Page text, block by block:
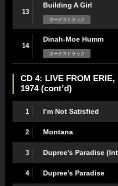
13
Building A Girl
ボーナストラック
14
Dinah-Moe Humm
ボーナストラック
CD 4: LIVE FROM ERIE,
1974 (cont’d)
1 I’m Not Satisfied
2 Montana
3 Dupree’s Paradise
4 Dupree’s Paradise